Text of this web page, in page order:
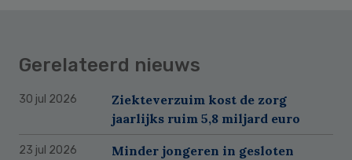
Gerelateerd nieuws
30 jul 2026
Ziekteverzuim kost de zorg
jaarlijks ruim 5,8 miljard euro
23 jul 2026
Minder jongeren in gesloten